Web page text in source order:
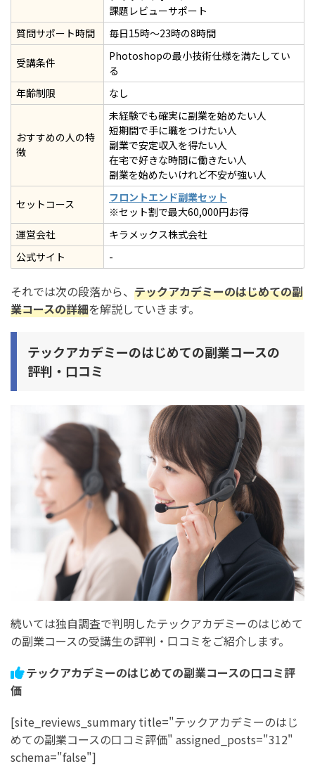
方法③ コンテストでの入賞を目指す
方法④ 他の案件紹介サイトも使う
方法⑤ 知り合い経由で案件を貰う
テックアカデミーのはじめての副業コースの評判・口コ
テックアカデミーのはじめての副業コースの入会のきっか
けの評判・口コミ
テックアカデミーのはじめての副業コースで挫折した際の
評判・口コミ
テックアカデミーのはじめての副業コースのキャリアサポ
ートの評判・口コミ
の評判・口コミ
テックアカデミーのはじめての副業コースのポートフォリ
テックアカデミーのはじめての副業コースの講師の評判・
口コミ
テックアカデミーのはじめての副業コースの受講料金の評
判・口コミ
テックアカデミーのはじめての副業コースの仕事の両立の
評判・口コミ
テックアカデミーのはじめての副業コースの給付金の評
判・口コミ
テックアカデミーのはじめての副業コースの卒業後の就職
活動の評判・口コミ
テックアカデミーのはじめての副業コースの卒業後の案件
獲得の評判・口コミ
ーンの評判・口コミ
テックアカデミーのはじめての副業コースのコミュニティ
の評判・口コミ
テックアカデミーのはじめての副業コースの無料体験の評
判・口コミ
課題レビューサポート
質問サポート時間
毎日15時〜23時の8時間
受講条件
Photoshopの最小技術仕様を満たしてい
る
年齢制限
なし
おすすめの人の特
徴
未経験でも確実に副業を始めたい人
短期間で手に職をつけたい人
副業で安定収入を得たい人
在宅で好きな時間に働きたい人
副業を始めたいけれど不安が強い人
セットコース
フロントエンド副業セット
※セット割で最大60,000円お得
運営会社
キラメックス株式会社
公式サイト
-
それでは次の段落から、 テックアカデミーのはじめての副
業コースの詳細を解説していきます。
テックアカデミーのはじめての副業コースの
評判・口コミ
続いては独自調査で判明したテックアカデミーのはじめて
の副業コースの受講生の評判・口コミをご紹介します。
テックアカデミーのはじめての副業コースの口コミ評
価
[site_reviews_summary title="テックアカデミーのはじ
めての副業コースの口コミ評価" assigned_posts="312"
schema="false"]